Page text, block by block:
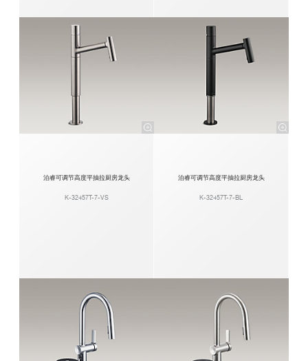
泊睿可调节高度平抽拉厨房龙头
K-32457T-7-VS
泊睿可调节高度平抽拉厨房龙头
K-32457T-7-BL